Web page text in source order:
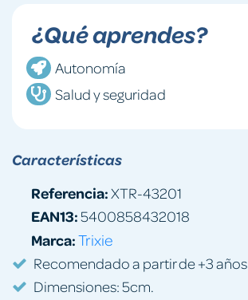
¿Qué aprendes?
Autonomía
Salud y seguridad
Características
Referencia:XTR-43201
EAN13:5400858432018
Marca:Trixie
Recomendado a partir de +3 años
Dimensiones: 5cm.